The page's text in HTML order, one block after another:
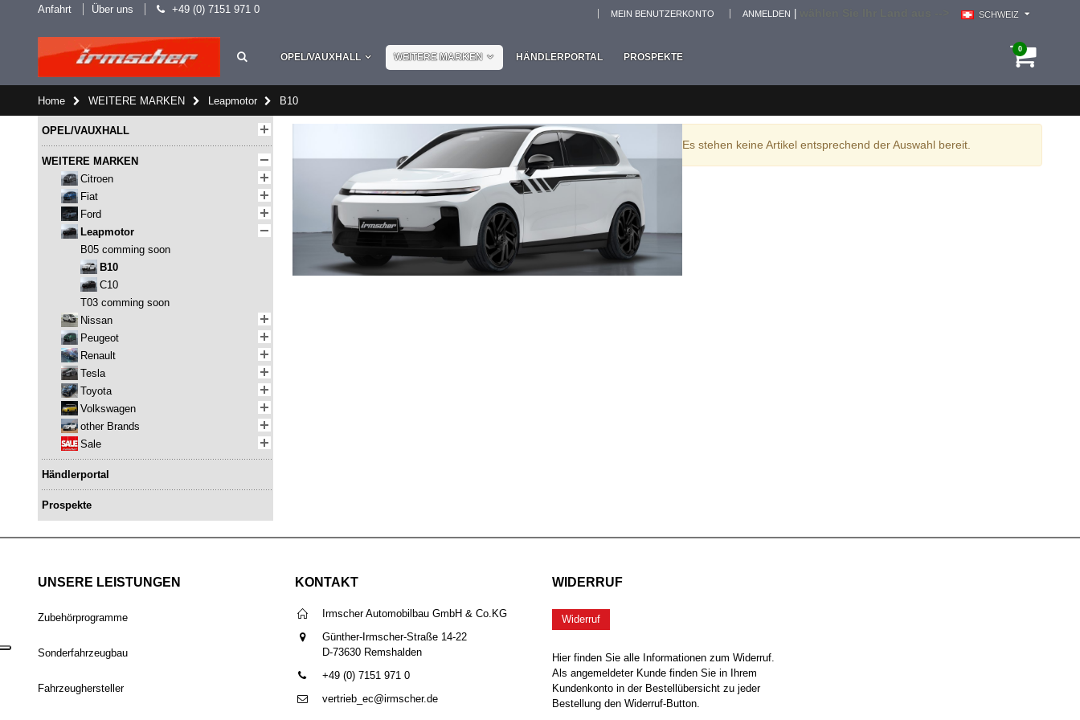
Anfahrt Über uns +49 (0) 7151 971 0 SCHWEIZ
MEIN BENUTZERKONTO ANMELDEN
0
OPEL/VAUXHALL WEITERE MARKEN HÄNDLERPORTAL PROSPEKTE
Home WEITERE MARKEN Leapmotor B10
Es stehen keine Artikel entsprechend der Auswahl bereit.
OPEL/VAUXHALL
WEITERE MARKEN
Citroen
Fiat
Ford
Leapmotor
B05 comming soon
B10
C10
T03 comming soon
Nissan
Peugeot
Renault
Tesla
Toyota
Volkswagen
other Brands
Sale
Händlerportal
Prospekte
UNSERE LEISTUNGEN
Zubehörprogramme
Sonderfahrzeugbau
Fahrzeughersteller
KONTAKT
Irmscher Automobilbau GmbH & Co.KG
Günther-Irmscher-Straße 14-22
D-73630 Remshalden
+49 (0) 7151 971 0
vertrieb_ec@irmscher.de
WIDERRUF
Widerruf
Hier finden Sie alle Informationen zum Widerruf.
Als angemeldeter Kunde finden Sie in Ihrem
Kundenkonto in der Bestellübersicht zu jeder
Bestellung den Widerruf-Button.